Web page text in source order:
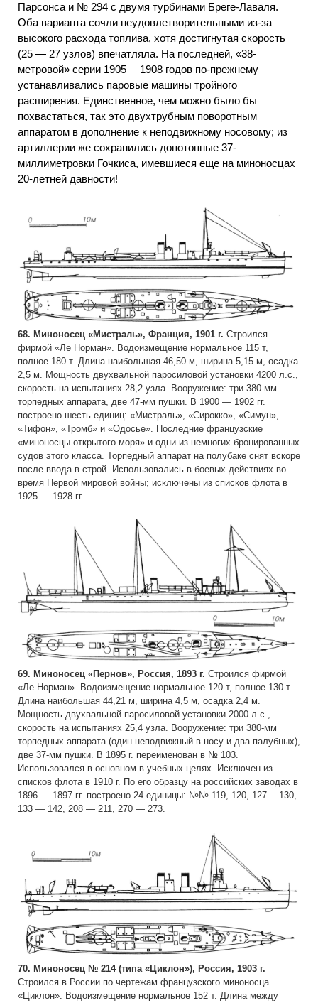
Парсонса и № 294 с двумя турбинами Бреге-Лаваля.
Оба варианта сочли неудовлетворительными из-за
высокого расхода топлива, хотя достигнутая скорость
(25 — 27 узлов) впечатляла. На последней, «38-
метровой» серии 1905— 1908 годов по-прежнему
устанавливались паровые машины тройного
расширения. Единственное, чем можно было бы
похвастаться, так это двухтрубным поворотным
аппаратом в дополнение к неподвижному носовому; из
артиллерии же сохранились допотопные 37-
миллиметровки Гочкиса, имевшиеся еще на миноносцах
20-летней давности!
68. Миноносец «Мистраль», Франция, 1901 г. Строился
фирмой «Ле Норман». Водоизмещение нормальное 115 т,
полное 180 т. Длина наибольшая 46,50 м, ширина 5,15 м, осадка
2,5 м. Мощность двухвальной паросиловой установки 4200 л.с.,
скорость на испытаниях 28,2 узла. Вооружение: три 380-мм
торпедных аппарата, две 47-мм пушки. В 1900 — 1902 гг.
построено шесть единиц: «Мистраль», «Сирокко», «Симун»,
«Тифон», «Тромб» и «Одосье». Последние французские
«миноносцы открытого моря» и одни из немногих бронированных
судов этого класса. Торпедный аппарат на полубаке снят вскоре
после ввода в строй. Использовались в боевых действиях во
время Первой мировой войны; исключены из списков флота в
1925 — 1928 гг.
69. Миноносец «Пернов», Россия, 1893 г. Строился фирмой
«Ле Норман». Водоизмещение нормальное 120 т, полное 130 т.
Длина наибольшая 44,21 м, ширина 4,5 м, осадка 2,4 м.
Мощность двухвальной паросиловой установки 2000 л.с.,
скорость на испытаниях 25,4 узла. Вооружение: три 380-мм
торпедных аппарата (один неподвижный в носу и два палубных),
две 37-мм пушки. В 1895 г. переименован в № 103.
Использовался в основном в учебных целях. Исключен из
списков флота в 1910 г. По его образцу на российских заводах в
1896 — 1897 гг. построено 24 единицы: №№ 119, 120, 127— 130,
133 — 142, 208 — 211, 270 — 273.
70. Миноносец № 214 (типа «Циклон»), Россия, 1903 г.
Строился в России по чертежам французского миноносца
«Циклон». Водоизмещение нормальное 152 т. Длина между